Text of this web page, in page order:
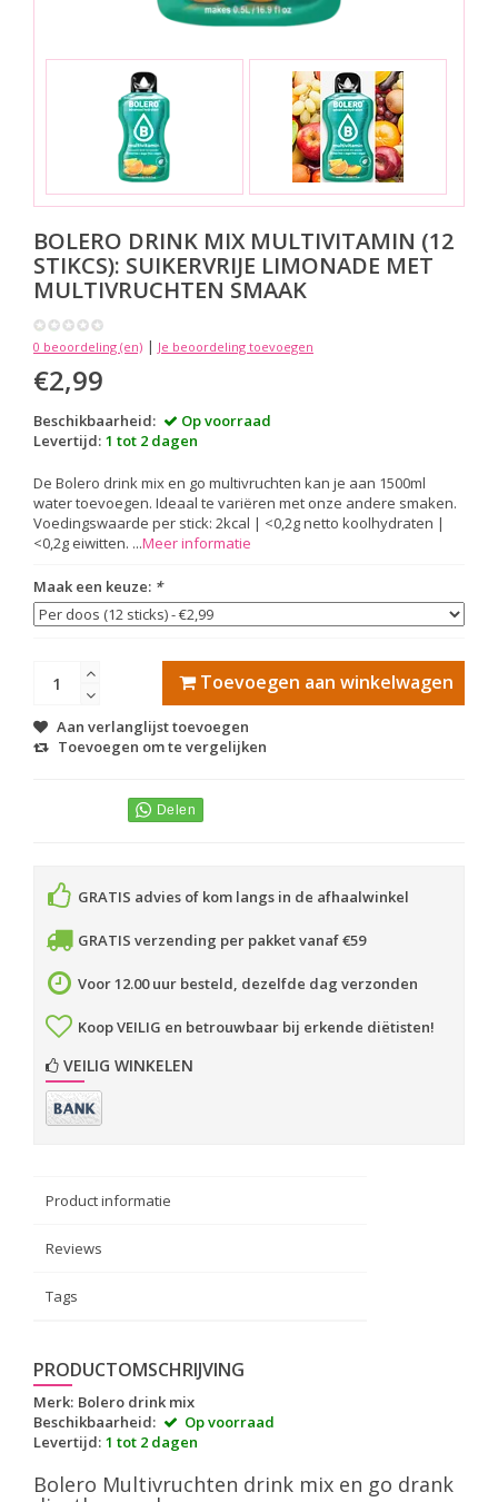
BOLERO DRINK MIX MULTIVITAMIN (12
STIKCS): SUIKERVRIJE LIMONADE MET
MULTIVRUCHTEN SMAAK
0 beoordeling (en) | Je beoordeling toevoegen
€2,99
Beschikbaarheid:
Op voorraad
Levertijd: 1 tot 2 dagen
De Bolero drink mix en go multivruchten kan je aan 1500ml
water toevoegen. Ideaal te variëren met onze andere smaken.
Voedingswaarde per stick: 2kcal | <0,2g netto koolhydraten |
<0,2g eiwitten. ...Meer informatie
Maak een keuze: *
Toevoegen aan winkelwagen
Aan verlanglijst toevoegen
Toevoegen om te vergelijken
GRATIS advies of kom langs in de afhaalwinkel
GRATIS verzending per pakket vanaf €59
Voor 12.00 uur besteld, dezelfde dag verzonden
Koop VEILIG en betrouwbaar bij erkende diëtisten!
VEILIG WINKELEN
Product informatie
Reviews
Tags
PRODUCTOMSCHRIJVING
Merk: Bolero drink mix
Beschikbaarheid:
Op voorraad
Levertijd: 1 tot 2 dagen
Bolero Multivruchten drink mix en go drank